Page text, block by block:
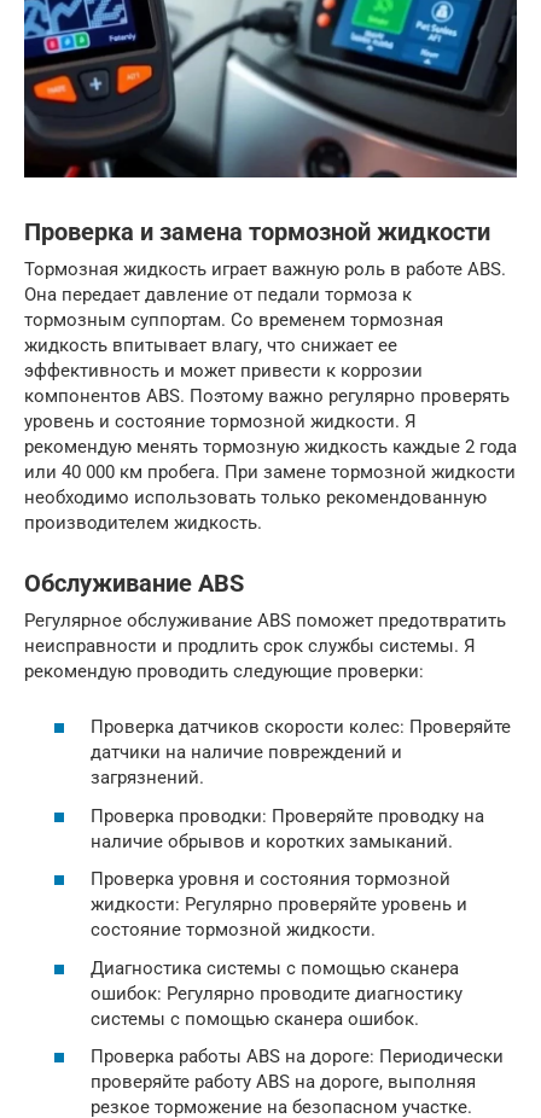
Проверка и замена тормозной жидкости
Тормозная жидкость играет важную роль в работе ABS.
Она передает давление от педали тормоза к
тормозным суппортам. Со временем тормозная
жидкость впитывает влагу, что снижает ее
эффективность и может привести к коррозии
компонентов ABS. Поэтому важно регулярно проверять
уровень и состояние тормозной жидкости. Я
рекомендую менять тормозную жидкость каждые 2 года
или 40 000 км пробега. При замене тормозной жидкости
необходимо использовать только рекомендованную
производителем жидкость.
Обслуживание ABS
Регулярное обслуживание ABS поможет предотвратить
неисправности и продлить срок службы системы. Я
рекомендую проводить следующие проверки:
Проверка датчиков скорости колес: Проверяйте
датчики на наличие повреждений и
загрязнений.
Проверка проводки: Проверяйте проводку на
наличие обрывов и коротких замыканий.
Проверка уровня и состояния тормозной
жидкости: Регулярно проверяйте уровень и
состояние тормозной жидкости.
Диагностика системы с помощью сканера
ошибок: Регулярно проводите диагностику
системы с помощью сканера ошибок.
Проверка работы ABS на дороге: Периодически
проверяйте работу ABS на дороге, выполняя
резкое торможение на безопасном участке.